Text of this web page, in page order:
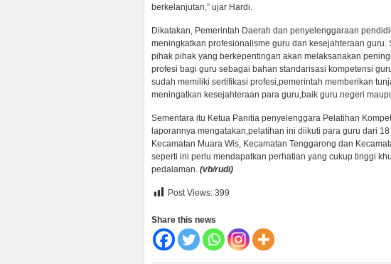
berkelanjutan,” ujar Hardi.
Dikatakan, Pemerintah Daerah dan penyelenggaraan
meningkatkan profesionalisme guru dan kesejahteraan
pihak pihak yang berkepentingan akan melaksanakan
profesi bagi guru sebagai bahan standarisasi kompetensi
sudah memiliki sertifikasi profesi,pemerintah memberikan
meningatkan kesejahteraan para guru,baik guru negeri
Sementara itu Ketua Panitia penyelenggara Pelatihan
laporannya mengatakan,pelatihan ini diikuti para guru dari
Kecamatan Muara Wis, Kecamatan Tenggarong dan
seperti ini perlu mendapatkan perhatian yang cukup tinggi
pedalaman. (vb/rudi)
Post Views: 399
Share this news